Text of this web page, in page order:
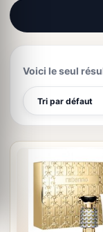
Voici le seul